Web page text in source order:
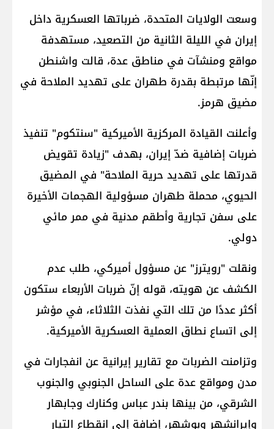
وسعت الولايات المتحدة، ضرباتها العسكرية داخل
إيران في الليلة الثانية من التصعيد، مستهدفة
مواقع ومنشآت في مناطق عدة، قالت واشنطن
إنّها مرتبطة بقدرة طهران على تهديد الملاحة في
مضيق هرمز.
وأعلنت القيادة المركزية الأميركية "سنتكوم" تنفيذ
ضربات إضافية ضدّ إيران، بهدف "زيادة تقويض
قدرتها على تهديد حرية الملاحة" في المضيق
الحيوي، محملة طهران مسؤولية الهجمات الأخيرة
على سفن تجارية وأطقم مدنية في ممر مائي
دولي.
ونقلت "رويترز" عن مسؤول أميركي، طلب عدم
الكشف عن هويته، قوله إنّ ضربات الأربعاء ستكون
أكثر عددًا من تلك التي نفذت الثلاثاء، في مؤشر
إلى اتساع نطاق العملية العسكرية الأميركية.
وتزامنت الضربات مع تقارير إيرانية عن انفجارات في
مدن ومواقع عدة على الساحل الجنوبي والجنوب
الشرقي، من بينها بندر عباس وكنارك وجابهار
وإيرانشهر وبوشهر، إضافة إلى انقطاع التيار